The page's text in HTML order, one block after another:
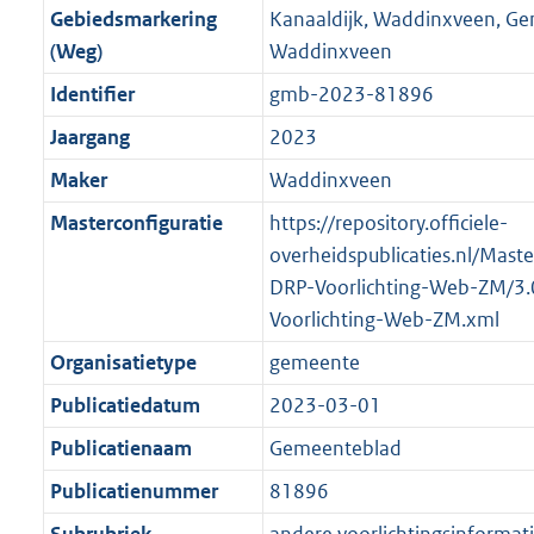
o
r
m
a
a
t
b
f
o
r
m
a
a
t
n
f
o
r
m
a
a
t
i
n
f
o
r
m
a
a
o
t
t
e
:
4
K
b
o
o
t
t
e
:
3
K
b
Gebiedsmarkering
(Weg)
Kanaaldijk, Waddinxveen,
Waddinxveen
Identifier
gmb-2023-81896
Jaargang
2023
Maker
Waddinxveen
Masterconfiguratie
https://repository.officiele-
overheidspublicaties.nl/
DRP-Voorlichting-Web-ZM/
Voorlichting-Web-ZM.xml
Organisatietype
gemeente
Publicatiedatum
2023-03-01
Publicatienaam
Gemeenteblad
Publicatienummer
81896